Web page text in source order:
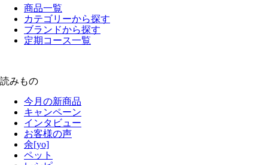
商品一覧
カテゴリーから探す
ブランドから探す
定期コース一覧
読みもの
今月の新商品
キャンペーン
インタビュー
お客様の声
余[yo]
ペット